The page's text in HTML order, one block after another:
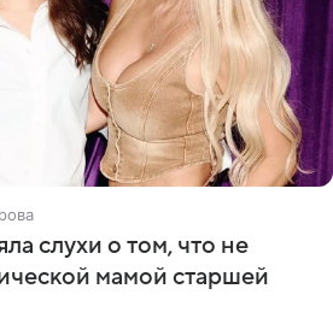
слухи о том, что не
мамой старшей